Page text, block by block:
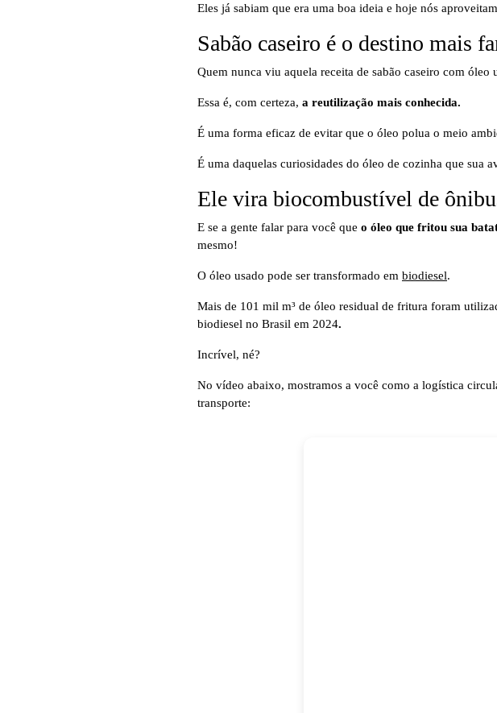
Eles já sabiam que era uma boa ideia e hoje nós
Sabão caseiro é o destino mais
Quem nunca viu aquela receita de sabão caseiro com óleo
Essa é, com certeza, a reutilização mais conhecida.
É uma forma eficaz de evitar que o óleo polua o meio
É uma daquelas curiosidades do óleo de cozinha que sua
Ele vira biocombustível de
E se a gente falar para você que o óleo que fritou sua
mesmo!
O óleo usado pode ser transformado em biodiesel.
Mais de 101 mil m³ de óleo residual de fritura foram
biodiesel no Brasil em 2024.
Incrível, né?
No vídeo abaixo, mostramos a você como a logística
transporte: